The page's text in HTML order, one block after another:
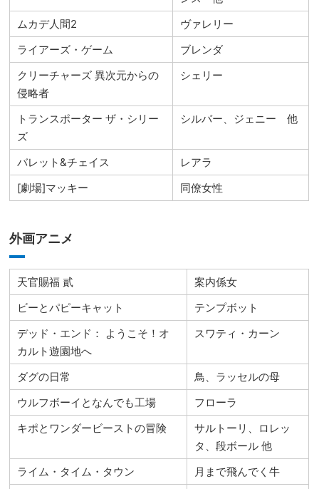
ムカデ人間2
ヴァレリー
ライアーズ・ゲーム
ブレンダ
クリーチャーズ 異次元からの
侵略者
シェリー
トランスポーター ザ・シリー
ズ
シルバー、ジェニー 他
バレット&チェイス
レアラ
[劇場]マッキー
同僚女性
外画アニメ
天官賜福 貳
案内係女
ビーとパピーキャット
テンプボット
デッド・エンド： ようこそ！オ
カルト遊園地へ
スワティ・カーン
ダグの日常
鳥、ラッセルの母
ウルフボーイとなんでも工場
フローラ
キポとワンダービーストの冒険
サルトーリ、ロレッ
タ、段ボール 他
ライム・タイム・タウン
月まで飛んでく牛